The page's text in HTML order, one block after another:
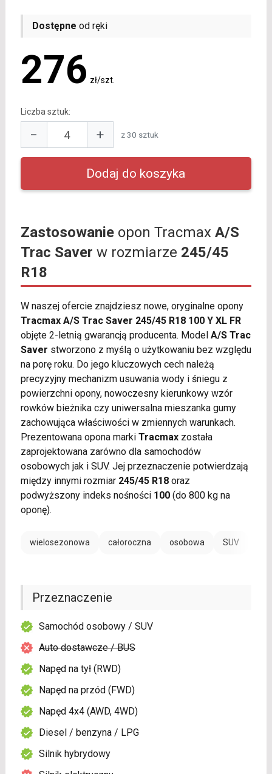
Dostępne od ręki
276 zł/szt.
Liczba sztuk:
− + z 30 sztuk
Zastosowanieopon Tracmax A/S
Trac Saver w rozmiarze 245/45
R18
W naszej ofercie znajdziesz nowe, oryginalne opony
Tracmax A/S Trac Saver 245/45 R18 100 Y XL FR
objęte 2-letnią gwarancją producenta. Model A/S Trac
Saver stworzono z myślą o użytkowaniu bez względu
na porę roku. Do jego kluczowych cech należą
precyzyjny mechanizm usuwania wody i śniegu z
powierzchni opony, nowoczesny kierunkowy wzór
rowków bieżnika czy uniwersalna mieszanka gumy
zachowująca właściwości w zmiennych warunkach.
Prezentowana opona marki Tracmaxzostała
zaprojektowana zarówno dla samochodów
osobowych jak i SUV. Jej przeznaczenie potwierdzają
między innymi rozmiar 245/45 R18oraz
podwyższony indeks nośności 100(do 800 kg na
oponę).
wielosezonowa całoroczna osobowa SUV
Przeznaczenie
Samochód osobowy / SUV
Auto dostawcze / BUS
Napęd na tył (RWD)
Napęd na przód (FWD)
Napęd 4x4 (AWD, 4WD)
Diesel / benzyna / LPG
Silnik hybrydowy